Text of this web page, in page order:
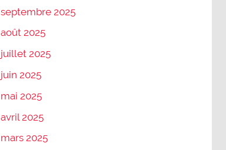
septembre 2025
août 2025
juillet 2025
juin 2025
mai 2025
avril 2025
mars 2025